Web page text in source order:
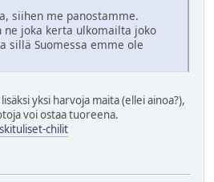
siihen me panostamme.
ne joka kerta ulkomailta joko
sillä Suomessa emme ole
yksi harvoja maita (ellei ainoa?),
voi ostaa tuoreena.
chilit